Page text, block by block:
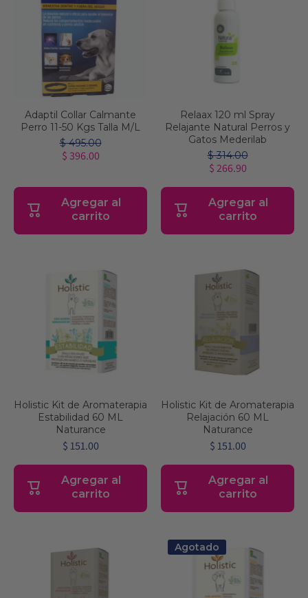
Adaptil Collar Calmante
Perro 11-50 Kgs Talla M/L
$ 495.00
$ 396.00
Agregar al
carrito
Relaax 120 ml Spray
Relajante Natural Perros y
Gatos Mederilab
$ 314.00
$ 266.90
Agregar al
carrito
Holistic Kit de Aromaterapia
Estabilidad 60 ML
Naturance
$ 151.00
Agregar al
carrito
Holistic Kit de Aromaterapia
Relajación 60 ML
Naturance
$ 151.00
Agregar al
carrito
Agotado